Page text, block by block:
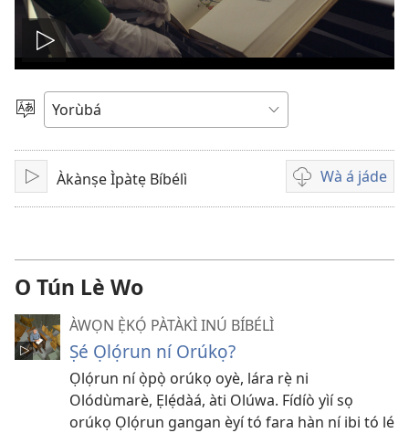
Play
video
Yan
Tẹ̀
ẹ́
Àkànṣe Ìpàtẹ Bíbélì Wà á jáde
Wa
fídíò
O Tún Lè Wo
ÀWỌN Ẹ̀KỌ́ PÀTÀKÌ INÚ BÍBÉLÌ
Ṣé Ọlọ́run ní Orúkọ?
Ọlọ́run ní ọ̀pọ̀ orúkọ oyè, lára rẹ̀ ni
Olódùmarè, Ẹlẹ́dàá, àti Olúwa. Fídíò yìí sọ
orúkọ Ọlọ́run gangan èyí tó fara hàn ní ibi tó lé